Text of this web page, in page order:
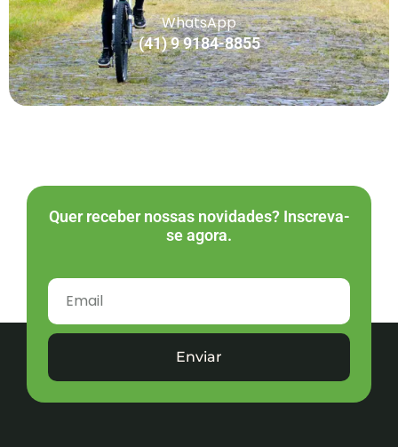
WhatsApp
(41) 9 9184-8855
Quer receber nossas novidades? Inscreva-
se agora.
Enviar